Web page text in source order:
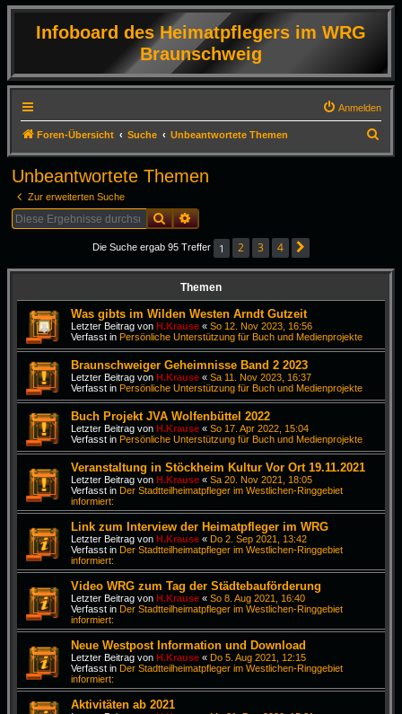
Infoboard des Heimatpflegers im WRG
Braunschweig
Anmelden
Foren-Übersicht Suche Unbeantwortete Themen
u
Unbeantwortete Themen
Zur erweiterten Suche
SucheErweiterte Suche
Die Suche ergab 95 Treffer 1 2 3 4
Themen
Was gibts im Wilden Westen Arndt Gutzeit
Letzter Beitrag von H.Krause « So 12. Nov 2023, 16:56
Verfasst in Persönliche Unterstützung für Buch und Medienprojekte
Braunschweiger Geheimnisse Band 2 2023
Letzter Beitrag von H.Krause « Sa 11. Nov 2023, 16:37
Verfasst in Persönliche Unterstützung für Buch und Medienprojekte
Buch Projekt JVA Wolfenbüttel 2022
Letzter Beitrag von H.Krause « So 17. Apr 2022, 15:04
Verfasst in Persönliche Unterstützung für Buch und Medienprojekte
Veranstaltung in Stöckheim Kultur Vor Ort 19.11.2021
Letzter Beitrag von H.Krause « Sa 20. Nov 2021, 18:05
Verfasst in Der Stadtteilheimatpfleger im Westlichen-Ringgebiet
informiert:
Link zum Interview der Heimatpfleger im WRG
Letzter Beitrag von H.Krause « Do 2. Sep 2021, 13:42
Verfasst in Der Stadtteilheimatpfleger im Westlichen-Ringgebiet
informiert:
Video WRG zum Tag der Städtebauförderung
Letzter Beitrag von H.Krause « So 8. Aug 2021, 16:40
Verfasst in Der Stadtteilheimatpfleger im Westlichen-Ringgebiet
informiert:
Neue Westpost Information und Download
Letzter Beitrag von H.Krause « Do 5. Aug 2021, 12:15
Verfasst in Der Stadtteilheimatpfleger im Westlichen-Ringgebiet
informiert:
Aktivitäten ab 2021